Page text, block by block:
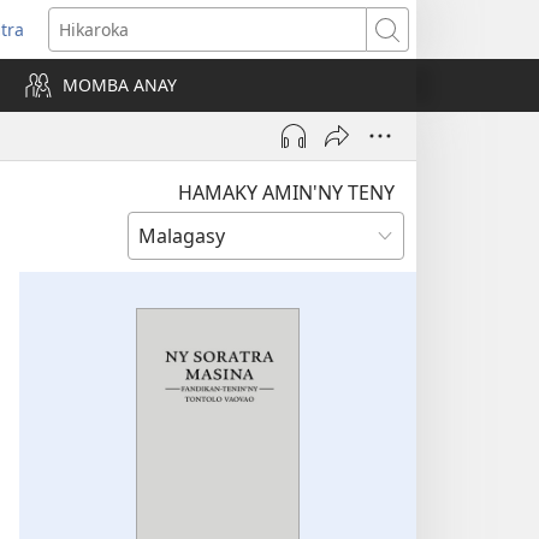
Hikaroka
MOMBA ANAY
HAMAKY AMIN'NY TENY